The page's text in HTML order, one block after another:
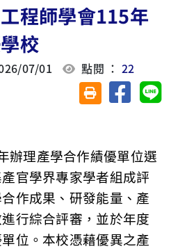
程師學會115年
校
07/01 點閱 ：22
友善列印(另開視
分享至
辦理產學合作績優單位選
官學界專家學者組成評
作成果、研發能量、產
行綜合評審，並於年度
位。本校憑藉優異之產